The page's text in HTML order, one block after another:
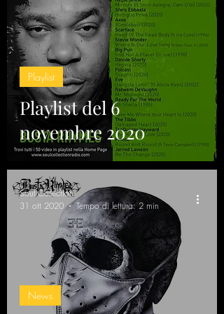
Playlist del 6
novembre 2020
Playlist
News
Soul Collection
31 ott 2020
Tempo di lettura: 2 min